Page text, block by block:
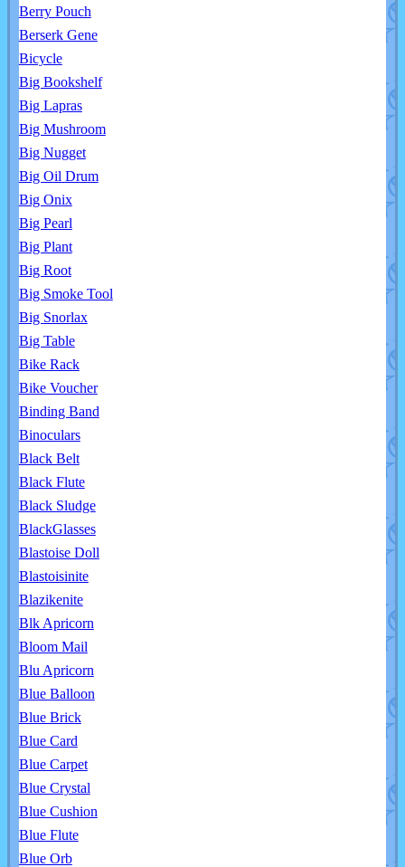
Berry Pouch
Berserk Gene
Bicycle
Big Bookshelf
Big Lapras
Big Mushroom
Big Nugget
Big Oil Drum
Big Onix
Big Pearl
Big Plant
Big Root
Big Smoke Tool
Big Snorlax
Big Table
Bike Rack
Bike Voucher
Binding Band
Binoculars
Black Belt
Black Flute
Black Sludge
BlackGlasses
Blastoise Doll
Blastoisinite
Blazikenite
Blk Apricorn
Bloom Mail
Blu Apricorn
Blue Balloon
Blue Brick
Blue Card
Blue Carpet
Blue Crystal
Blue Cushion
Blue Flute
Blue Orb